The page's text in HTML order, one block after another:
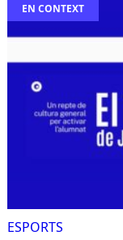
EN CONTEXT
ESPORTS